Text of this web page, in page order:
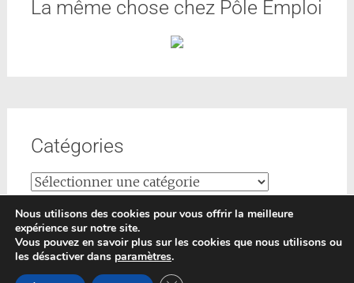
La même chose chez Pôle Emploi
Catégories
Copyright © 2026Formations-conseils
Nous utilisons des cookies pour vous offrir la meilleure
expérience sur notre site.
Vous pouvez en savoir plus sur les cookies que nous utilisons ou
les désactiver dans paramètres.